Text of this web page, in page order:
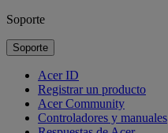
Soporte
Soporte
Acer ID
Registrar un producto
Acer Community
Controladores y manuales